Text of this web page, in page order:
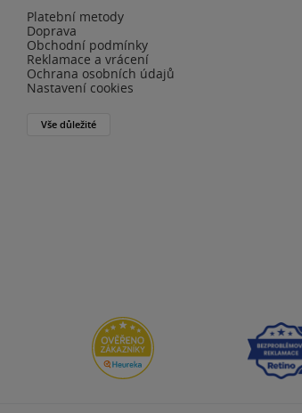
Platební metody
Doprava
Obchodní podmínky
Reklamace a vrácení
Ochrana osobních údajů
Nastavení cookies
Vše důležité